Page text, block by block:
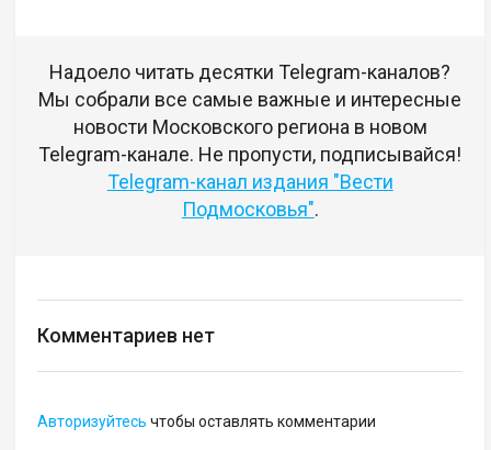
Надоело читать десятки Telegram-каналов?
Мы собрали все самые важные и интересные
новости Московского региона в новом
Telegram-канале. Не пропусти, подписывайся!
Telegram-канал издания "Вести
Подмосковья".
Комментариев нет
Авторизуйтесь чтобы оставлять комментарии